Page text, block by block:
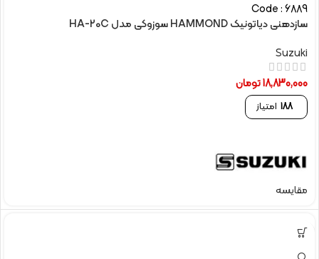
Code : 6889
سازدهنی دیاتونیک HAMMOND سوزوکی مدل HA-20C
Suzuki
18,830,000تومان
188 امتیاز
مقایسه